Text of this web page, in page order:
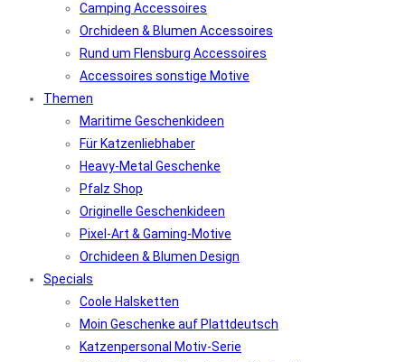
Camping Accessoires
Orchideen & Blumen Accessoires
Rund um Flensburg Accessoires
Accessoires sonstige Motive
Themen
Maritime Geschenkideen
Für Katzenliebhaber
Heavy-Metal Geschenke
Pfalz Shop
Originelle Geschenkideen
Pixel-Art & Gaming-Motive
Orchideen & Blumen Design
Specials
Coole Halsketten
Moin Geschenke auf Plattdeutsch
Katzenpersonal Motiv-Serie